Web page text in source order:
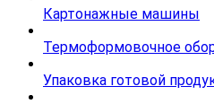
Картонажные машины
Термоформовочное
Упаковка готовой